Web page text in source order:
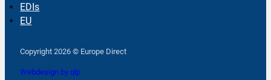
EDIs
EU
Copyright 2026 © Europe Direct
Webdesign by qlp